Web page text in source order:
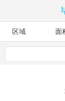
区域 面